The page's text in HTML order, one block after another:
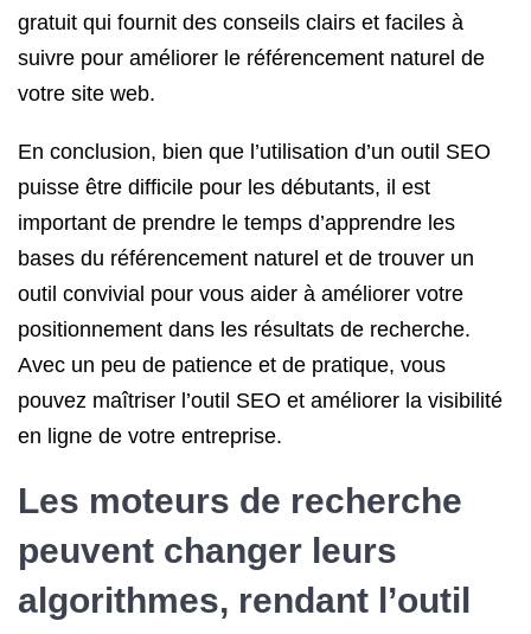
gratuit qui fournit des conseils clairs et faciles à
suivre pour améliorer le référencement naturel de
votre site web.
En conclusion, bien que l’utilisation d’un outil SEO
puisse être difficile pour les débutants, il est
important de prendre le temps d’apprendre les
bases du référencement naturel et de trouver un
outil convivial pour vous aider à améliorer votre
positionnement dans les résultats de recherche.
Avec un peu de patience et de pratique, vous
pouvez maîtriser l’outil SEO et améliorer la visibilité
en ligne de votre entreprise.
Les moteurs de recherche
peuvent changer leurs
algorithmes, rendant l’outil